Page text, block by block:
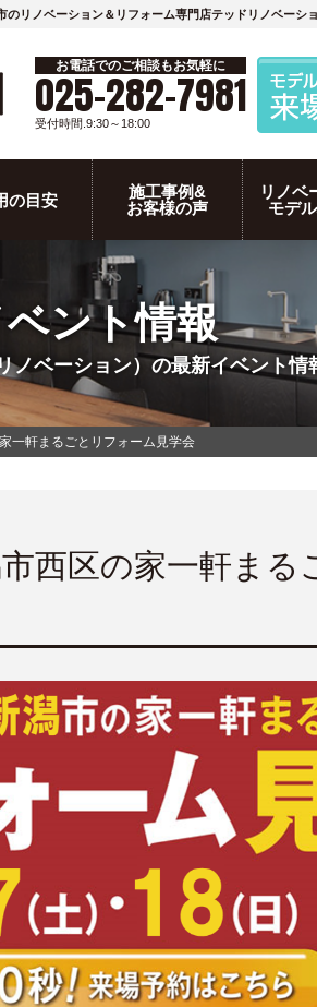
のリノベーション＆リフォーム専門店テッドリノベーシ
お電話でのご相談もお気軽に
025-282-7981
受付時間.9:30～18:00
の目安
施工事例&
お客様の声
リノベ
モデ
ント情報
ノベーション）の最新イベント情
一軒まるごとリフォーム見学会
西区の家一軒ま